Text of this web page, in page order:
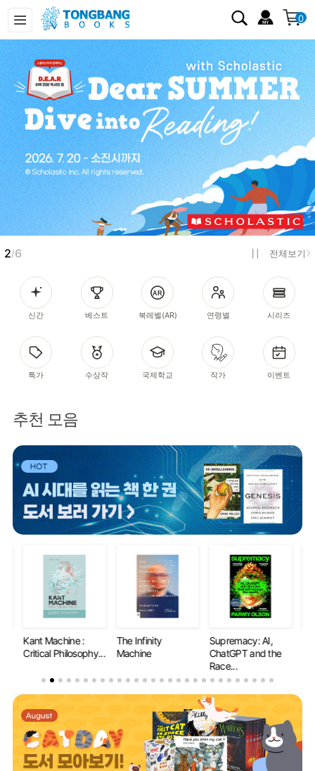
0
3/6 전체보기
신간 베스트 북레벨(AR) 연령별 시리즈
특가 수상작 국제학교 작가 이벤트
추천 모음
The Infinity
Machine
Supremacy: AI,
ChatGPT and the
Why Machines
Learn: The Elegant
Mat...